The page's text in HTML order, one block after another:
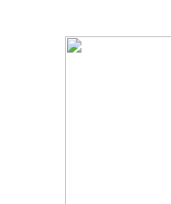
Кольцо